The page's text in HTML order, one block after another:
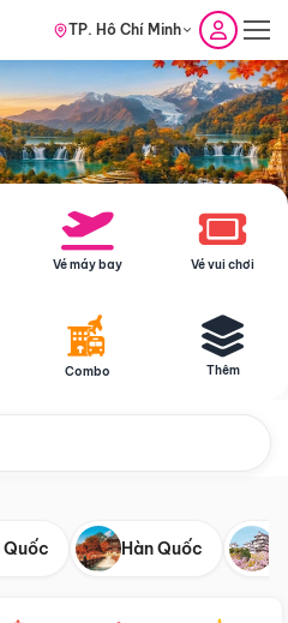
TP. Hồ Chí Minh
Vé máy bay Vé vui chơi
Combo Thêm
Quốc Hàn Quốc